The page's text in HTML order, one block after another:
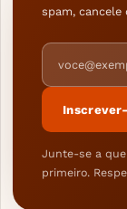
spam, cancele
Endereço de e-
Junte-se a
primeiro.